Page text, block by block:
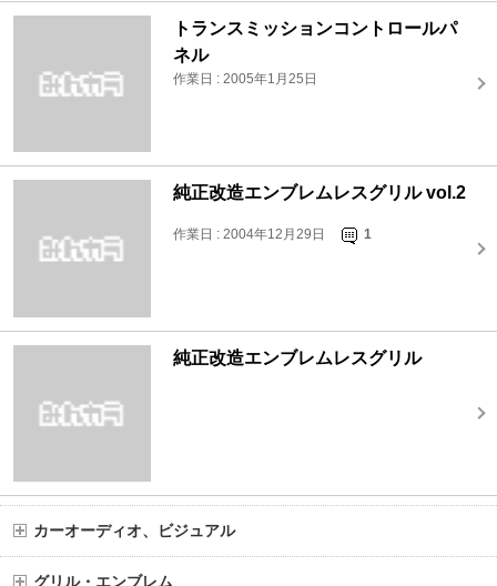
トランスミッションコントロールパ
ネル
作業日 : 2005年1月25日
純正改造エンブレムレスグリル vol.2
作業日 : 2004年12月29日 1
純正改造エンブレムレスグリル
カーオーディオ、ビジュアル
グリル・エンブレム